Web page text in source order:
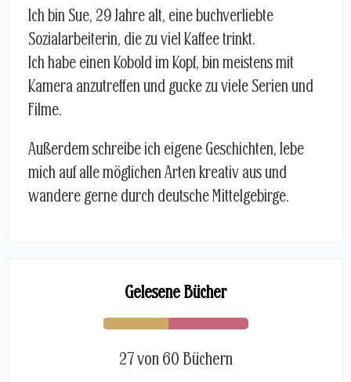
Ich bin Sue, 29 Jahre alt, eine buchverliebte
Sozialarbeiterin, die zu viel Kaffee trinkt.
Ich habe einen Kobold im Kopf, bin meistens mit
Kamera anzutreffen und gucke zu viele Serien und
Filme.
Außerdem schreibe ich eigene Geschichten, lebe
mich auf alle möglichen Arten kreativ aus und
wandere gerne durch deutsche Mittelgebirge.
Gelesene Bücher
27 von 60 Büchern